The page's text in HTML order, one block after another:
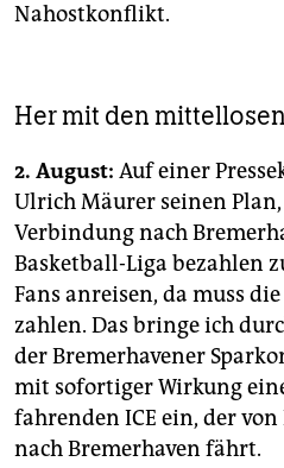
Nahostkonflikt.
Her mit den
2. August: Auf einer
Ulrich Mäurer seinen Plan,
Verbindung nach
Basketball-Liga bezahlen
Fans anreisen, da muss
zahlen. Das bringe ich
der Bremerhavener
mit sofortiger Wirkung
fahrenden ICE ein, der
nach Bremerhaven fährt.